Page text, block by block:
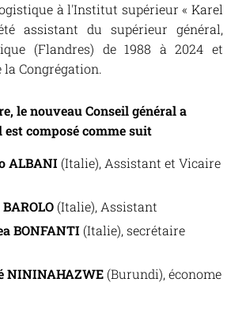
à l'Institut supérieur « Karel
assistant du supérieur général,
(Flandres) de 1988 à 2024 et
la Congrégation.
le nouveau Conseil général a
est composé comme suit
ALBANI (Italie), Assistant et Vicaire
(Italie), Assistant
BONFANTI (Italie), secrétaire
NININAHAZWE(Burundi), économe